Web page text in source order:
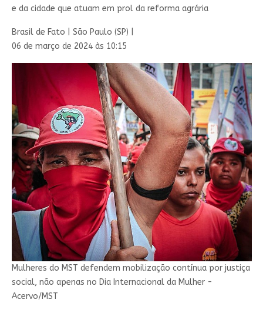
e da cidade que atuam em prol da reforma agrária
Brasil de Fato | São Paulo (SP) |
06 de março de 2024 às 10:15
Mulheres do MST defendem mobilização contínua por justiça
social, não apenas no Dia Internacional da Mulher -
Acervo/MST